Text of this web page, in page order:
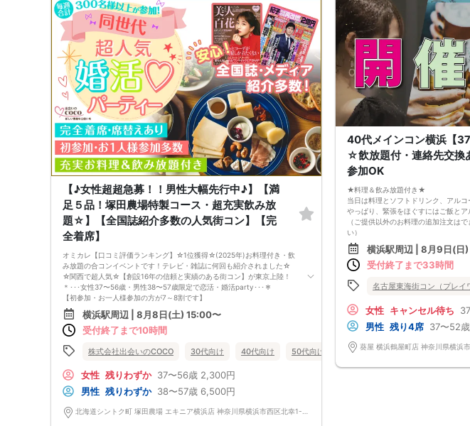
【♪女性超超急募！！男性大幅先行中♪】【満
足５品！塚田農場特製コース・超充実飲み放
題☆】【全国誌紹介多数の人気街コン】【完
全着席】
オミカレ【口コミ評価ランキング】☆1位獲得☆(2025年)お料理付き・飲
み放題の合コンイベントです！テレビ・雑誌に何回も紹介されました☆
☆関西で超人気☆【創設16年の信頼と実績のある街コン】が東京上陸！
＊･･･女性37〜56歳・男性38〜57歳限定で恋活・婚活party･･･＊
【初参加・お一人様参加の方が7～8割です】
安心してご参加ください♪
お一人様でも気軽に参加できるparty☆
当イベントスタッフが参加者様の立場に立って、最初から最後まで徹底的
■□完全着席♪MCによる席がえあり！ ドラマのロケ地・結婚式の二次会
嬉しい！お料理はビュッフェ形式ではなく、店員さんがご丁寧にお席まで
お持ちいたします！
お店自慢のお料理を召し上がって頂きながら、ゆっくりと交流をお楽しみ
《ドラマのロケ地で有名な会場で完全着席PARTY》
横浜駅周辺 | 8月8日(土) 15:00〜
受付終了まで10時間
株式会社出会いのCOCO 30代向け 40代向け 50代向け バツイチ・再婚 街コン 食
女性 残りわずか 37〜56歳 2,300円
男性 残りわずか 38〜57歳 6,500円
北海道シントク町 塚田農場 エキニア横浜店 神奈川県横浜市西区北幸1-1-8 エキニア横浜 2F 北海道シントク町 塚田農場 エキニア横浜店 神奈川県横浜市西区北幸1-1-8 エキニア横浜 2F
40代メインコン横浜【
☆飲放題付・連絡先交換
参加OK
★料理＆飲み放題付き★
当日は料理とソフトドリンク、アルコ
やっぱり、緊張をほぐすにはご飯とア
（ご提供以外のお料理の追加注文は
い）
★1名参加OK★
他の1名参加の方とペアになりますし
基本的には２：２のグループトークと
★プロフィールカードにより会話の
なんてことは絶対ありません！
プロフィールカードを活用し、「は
う。
完全着席型で席替えはできる限り行い
絡先交換ができなかった」なんてこ
横浜駅周辺 | 8月9日(日
受付終了まで33時間
名古屋東海街コン（プレイ
女性 キャンセル待ち
男性 残り4席 37〜52歳